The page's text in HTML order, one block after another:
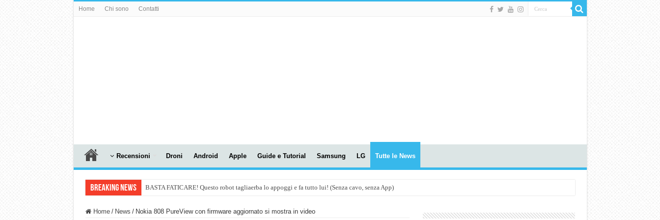
Home Chi sono Contatti
Recensioni Droni Android Apple Guide e Tutorial Samsung LG Tutte le News
Breaking News BASTA FATICARE! Questo robot tagliaerba lo appoggi e fa tutto lui! (Senza cavo, senza App)
Home / News / Nokia 808 PureView con firmware aggiornato si mostra in video